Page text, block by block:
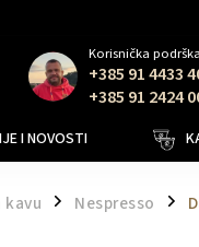
Korisnička
+385 91 4433
+385 91 2424
I NOVOSTI
kavu / Nespresso /